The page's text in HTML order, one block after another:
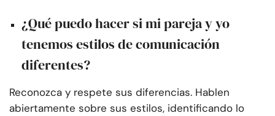
¿Qué puedo hacer si mi pareja y yo
tenemos estilos de comunicación
diferentes?
Reconozca y respete sus diferencias. Hablen
abiertamente sobre sus estilos, identificando lo